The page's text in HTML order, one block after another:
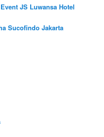
JS Luwansa Hotel
Sucofindo Jakarta